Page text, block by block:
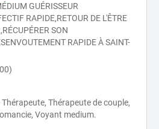
GUÉRISSEUR
RAPIDE,RETOUR DE L'ÊTRE
SON
RAPIDE À SAINT-
Thérapeute de couple,
Voyant medium.